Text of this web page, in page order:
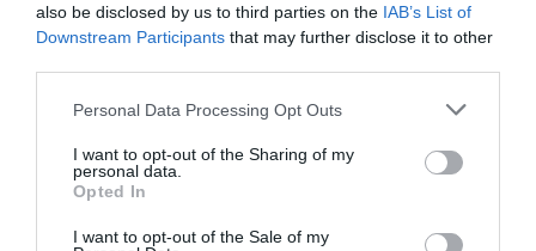
also be disclosed by us to third parties on the IAB’s List of
Downstream Participants that may further disclose it to other
Please note that this website/app uses one or more Google
not limited to your visit or usage behaviour. You may click to
grant or deny consent to Google and its third-party tags to
use your data for below specified purposes in below Google
consent section.
Personal Data Processing Opt Outs
I want to opt-out of the Sharing of my
personal data.
Opted In
I want to opt-out of the Sale of my
Mirkóczki Ádám, folyamatosan arra
panaszkodik, hogy milyen borúsak az általa
vezetett város kilátásai, akkor neki nem
szabad ilyen hiteleket felvennie. Az MSZP-
SZDSZ kormányok alatt az önkormányzatok
szintén fejlesztési célokra vettek fel hiteleket,